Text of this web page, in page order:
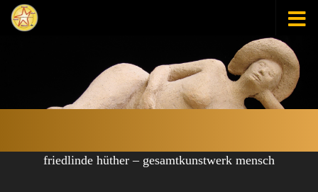
Zum Inhalt springen
friedlinde hüther – gesamtkunstwerk mensch